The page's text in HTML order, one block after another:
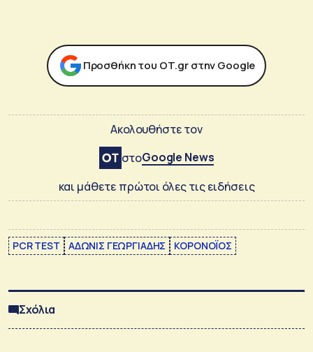
Προσθήκη του ΟΤ.gr στην Google
Ακολουθήστε τον
στοGoogle News
και μάθετε πρώτοι όλες τις ειδήσεις
PCR TEST ΑΔΩΝΙΣ ΓΕΩΡΓΙΑΔΗΣ ΚΟΡΟΝΟΪΟΣ
Σχόλια